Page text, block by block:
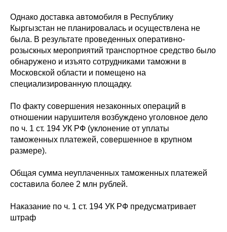
Однако доставка автомобиля в Республику
Кыргызстан не планировалась и осуществлена не
была. В результате проведенных оперативно-
розыскных мероприятий транспортное средство было
обнаружено и изъято сотрудниками таможни в
Московской области и помещено на
специализированную площадку.
По факту совершения незаконных операций в
отношении нарушителя возбуждено уголовное дело
по ч. 1 ст. 194 УК РФ (уклонение от уплаты
таможенных платежей, совершенное в крупном
размере).
Общая сумма неуплаченных таможенных платежей
составила более 2 млн рублей.
Наказание по ч. 1 ст. 194 УК РФ предусматривает
штраф